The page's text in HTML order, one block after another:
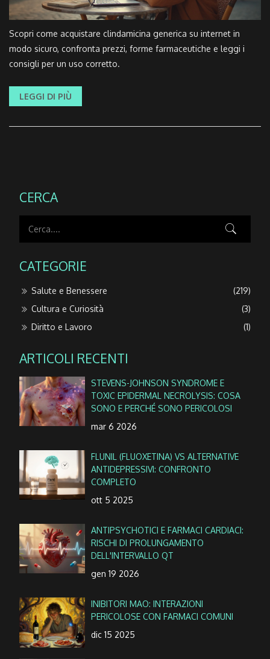
Scopri come acquistare clindamicina generica su internet in
modo sicuro, confronta prezzi, forme farmaceutiche e leggi i
consigli per un uso corretto.
LEGGI DI PIÙ
CERCA
CATEGORIE
Salute e Benessere
(219)
Cultura e Curiosità
(3)
Diritto e Lavoro
(1)
ARTICOLI RECENTI
STEVENS-JOHNSON SYNDROME E
TOXIC EPIDERMAL NECROLYSIS: COSA
SONO E PERCHÉ SONO PERICOLOSI
mar 6 2026
FLUNIL (FLUOXETINA) VS ALTERNATIVE
ANTIDEPRESSIVI: CONFRONTO
COMPLETO
ott 5 2025
ANTIPSYCHOTICI E FARMACI CARDIACI:
RISCHI DI PROLUNGAMENTO
DELL'INTERVALLO QT
gen 19 2026
INIBITORI MAO: INTERAZIONI
PERICOLOSE CON FARMACI COMUNI
dic 15 2025